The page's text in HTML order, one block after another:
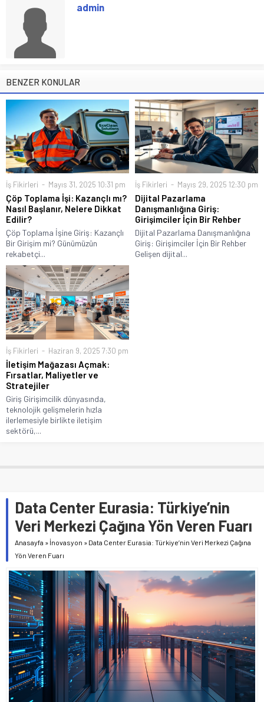
admin
BENZER KONULAR
İş Fikirleri Mayıs 31, 2025 10:31 pm
Çöp Toplama İşi: Kazançlı mı?
Nasıl Başlanır, Nelere Dikkat
Edilir?
Çöp Toplama İşine Giriş: Kazançlı
Bir Girişim mi? Günümüzün
rekabetçi...
İş Fikirleri Mayıs 29, 2025 12:30 pm
Dijital Pazarlama
Danışmanlığına Giriş:
Girişimciler İçin Bir Rehber
Dijital Pazarlama Danışmanlığına
Giriş: Girişimciler İçin Bir Rehber
Gelişen dijital...
İş Fikirleri Haziran 9, 2025 7:30 pm
İletişim Mağazası Açmak:
Fırsatlar, Maliyetler ve
Stratejiler
Giriş Girişimcilik dünyasında,
teknolojik gelişmelerin hızla
ilerlemesiyle birlikte iletişim
sektörü,...
Data Center Eurasia: Türkiye’nin
Veri Merkezi Çağına Yön Veren Fuarı
Anasayfa » İnovasyon » Data Center Eurasia: Türkiye’nin Veri Merkezi Çağına
Yön Veren Fuarı